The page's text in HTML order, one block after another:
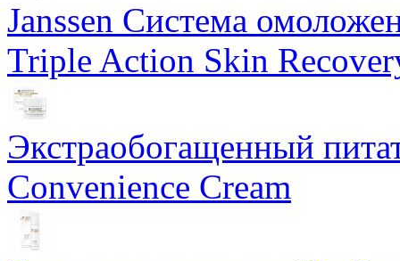
Janssen Система
Triple Action Skin
Экстраобогащенный
Convenience Cream